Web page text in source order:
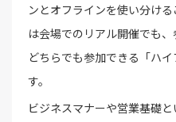
ンとオフラインを使い分け
は会場でのリアル開催でも
どちらでも参加できる「ハ
す。
ビジネスマナーや営業基礎